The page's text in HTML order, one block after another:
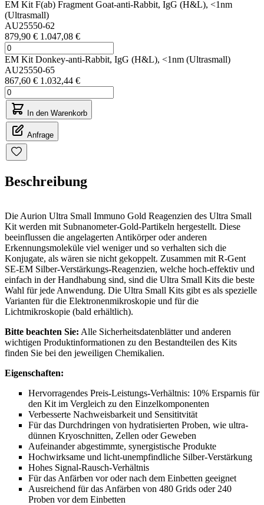
EM Kit F(ab) Fragment Goat-anti-Rabbit, IgG (H&L), <1nm
(Ultrasmall)
AU25550-62
879,90 € 1.047,08 €
EM Kit Donkey-anti-Rabbit, IgG (H&L), <1nm (Ultrasmall)
AU25550-65
867,60 € 1.032,44 €
In den Warenkorb
Anfrage
Beschreibung
Die Aurion Ultra Small Immuno Gold Reagenzien des Ultra Small
Kit werden mit Subnanometer-Gold-Partikeln hergestellt. Diese
beeinflussen die angelagerten Antikörper oder anderen
Erkennungsmoleküle viel weniger und so verhalten sich die
Konjugate, als wären sie nicht gekoppelt. Zusammen mit R-Gent
SE-EM Silber-Verstärkungs-Reagenzien, welche hoch-effektiv und
einfach in der Handhabung sind, sind die Ultra Small Kits die beste
Wahl für jede Anwendung. Die Ultra Small Kits gibt es als spezielle
Varianten für die Elektronenmikroskopie und für die
Lichtmikroskopie (bald erhältlich).
Bitte beachten Sie: Alle Sicherheitsdatenblätter und anderen
wichtigen Produktinformationen zu den Bestandteilen des Kits
finden Sie bei den jeweiligen Chemikalien.
Eigenschaften:
Hervorragendes Preis-Leistungs-Verhältnis: 10% Ersparnis für
den Kit im Vergleich zu den Einzelkomponenten
Verbesserte Nachweisbarkeit und Sensititvität
Für das Durchdringen von hydratisierten Proben, wie ultra-
dünnen Kryoschnitten, Zellen oder Geweben
Aufeinander abgestimmte, synergistische Produkte
Hochwirksame und licht-unempfindliche Silber-Verstärkung
Hohes Signal-Rausch-Verhältnis
Für das Anfärben vor oder nach dem Einbetten geeignet
Ausreichend für das Anfärben von 480 Grids oder 240
Proben vor dem Einbetten